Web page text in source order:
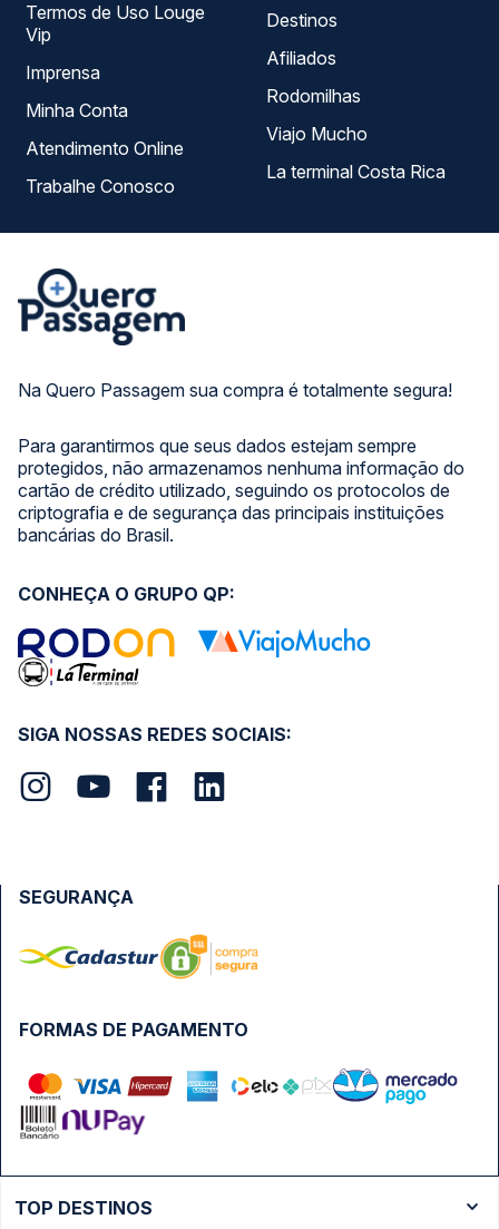
Na Quero Passagem sua compra é totalmente segura!
Para garantirmos que seus dados estejam sempre
protegidos, não armazenamos nenhuma informação do
cartão de crédito utilizado, seguindo os protocolos de
criptografia e de segurança das principais instituições
bancárias do Brasil.
Termos de Uso Louge
Vip
Imprensa
Minha Conta
Atendimento Online
Trabalhe Conosco
Destinos
Afiliados
Rodomilhas
Viajo Mucho
La terminal Costa Rica
SIGA NOSSAS REDES SOCIAIS:
CONHEÇA O GRUPO QP:
FORMAS DE PAGAMENTO
SEGURANÇA
TOP DESTINOS